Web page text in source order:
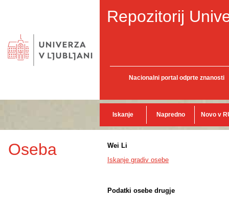
Repozitorij
Nacionalni portal odprte znanosti
Iskanje Napredno Novo v
Oseba
Wei Li
Iskanje gradiv osebe
Podatki osebe drugje